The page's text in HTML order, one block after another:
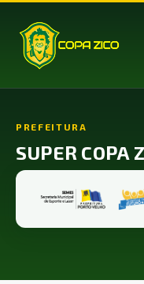
PREFEITURA
SUPER COPA